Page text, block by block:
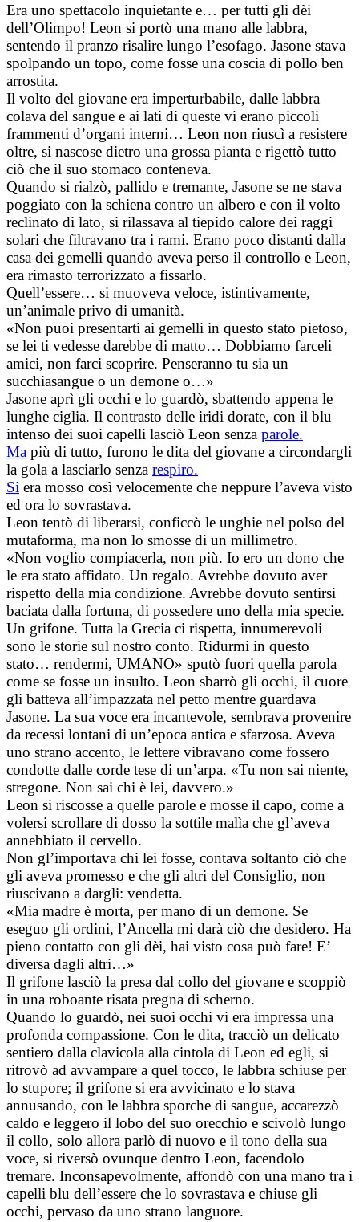
Era uno spettacolo inquietante e… per tutti gli dèi
dell’Olimpo! Leon si portò una mano alle labbra,
sentendo il pranzo risalire lungo l’esofago. Jasone stava
spolpando un topo, come fosse una coscia di pollo ben
arrostita.
Il volto del giovane era imperturbabile, dalle labbra
colava del sangue e ai lati di queste vi erano piccoli
frammenti d’organi interni… Leon non riuscì a resistere
oltre, si nascose dietro una grossa pianta e rigettò tutto
ciò che il suo stomaco conteneva.
Quando si rialzò, pallido e tremante, Jasone se ne stava
poggiato con la schiena contro un albero e con il volto
reclinato di lato, si rilassava al tiepido calore dei raggi
solari che filtravano tra i rami. Erano poco distanti dalla
casa dei gemelli quando aveva perso il controllo e Leon,
era rimasto terrorizzato a fissarlo.
Quell’essere… si muoveva veloce, istintivamente,
un’animale privo di umanità.
«Non puoi presentarti ai gemelli in questo stato pietoso,
se lei ti vedesse darebbe di matto… Dobbiamo farceli
amici, non farci scoprire. Penseranno tu sia un
succhiasangue o un demone o…»
Jasone aprì gli occhi e lo guardò, sbattendo appena le
lunghe ciglia. Il contrasto delle iridi dorate, con il blu
intenso dei suoi capelli lasciò Leon senza parole.
Ma più di tutto, furono le dita del giovane a circondargli
la gola a lasciarlo senza respiro.
Si era mosso così velocemente che neppure l’aveva visto
ed ora lo sovrastava.
Leon tentò di liberarsi, conficcò le unghie nel polso del
mutaforma, ma non lo smosse di un millimetro.
«Non voglio compiacerla, non più. Io ero un dono che
le era stato affidato. Un regalo. Avrebbe dovuto aver
rispetto della mia condizione. Avrebbe dovuto sentirsi
baciata dalla fortuna, di possedere uno della mia specie.
Un grifone. Tutta la Grecia ci rispetta, innumerevoli
sono le storie sul nostro conto. Ridurmi in questo
stato… rendermi, UMANO» sputò fuori quella parola
come se fosse un insulto. Leon sbarrò gli occhi, il cuore
gli batteva all’impazzata nel petto mentre guardava
Jasone. La sua voce era incantevole, sembrava provenire
da recessi lontani di un’epoca antica e sfarzosa. Aveva
uno strano accento, le lettere vibravano come fossero
condotte dalle corde tese di un’arpa. «Tu non sai niente,
stregone. Non sai chi è lei, davvero.»
Leon si riscosse a quelle parole e mosse il capo, come a
volersi scrollare di dosso la sottile malìa che gl’aveva
annebbiato il cervello.
Non gl’importava chi lei fosse, contava soltanto ciò che
gli aveva promesso e che gli altri del Consiglio, non
riuscivano a dargli: vendetta.
«Mia madre è morta, per mano di un demone. Se
eseguo gli ordini, l’Ancella mi darà ciò che desidero. Ha
pieno contatto con gli dèi, hai visto cosa può fare! E’
diversa dagli altri…»
Il grifone lasciò la presa dal collo del giovane e scoppiò
in una roboante risata pregna di scherno.
Quando lo guardò, nei suoi occhi vi era impressa una
profonda compassione. Con le dita, tracciò un delicato
sentiero dalla clavicola alla cintola di Leon ed egli, si
ritrovò ad avvampare a quel tocco, le labbra schiuse per
lo stupore; il grifone si era avvicinato e lo stava
annusando, con le labbra sporche di sangue, accarezzò
caldo e leggero il lobo del suo orecchio e scivolò lungo
il collo, solo allora parlò di nuovo e il tono della sua
voce, si riversò ovunque dentro Leon, facendolo
tremare. Inconsapevolmente, affondò con una mano tra i
capelli blu dell’essere che lo sovrastava e chiuse gli
occhi, pervaso da uno strano languore.